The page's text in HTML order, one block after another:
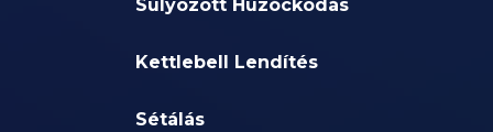
Súlyozott Húzóckodás
Kettlebell Lendítés
Sétálás